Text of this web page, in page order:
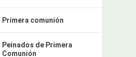
Primera comunión
Peinados de Primera
Comunión